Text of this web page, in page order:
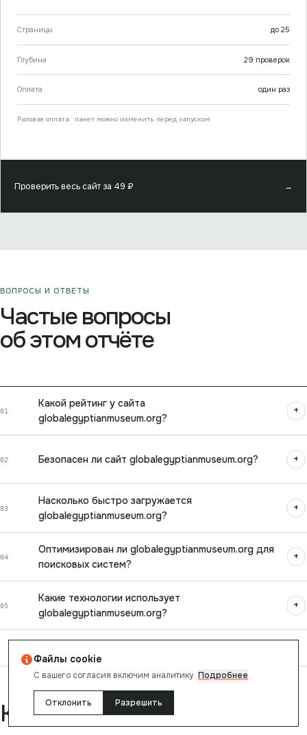
Страницы до 25
Глубина 29 проверок
Оплата один раз
Разовая оплата · пакет можно изменить перед запуском
Проверить весь сайт за 49 ₽ →
ВОПРОСЫ И ОТВЕТЫ
Частые вопросы
об этом отчёте
01
Какой рейтинг у сайта
globalegyptianmuseum.org?
+
02 Безопасен ли сайт globalegyptianmuseum.org? +
03
Насколько быстро загружается
globalegyptianmuseum.org?
+
04
Оптимизирован ли globalegyptianmuseum.org для
поисковых систем?
+
05
Какие технологии использует
globalegyptianmuseum.org?
+
Как читать отчёт
Файлы cookie
С вашего согласия включим аналитику. Подробнее
Отклонить Разрешить